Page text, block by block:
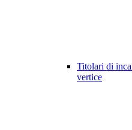
Titolari di
vertice